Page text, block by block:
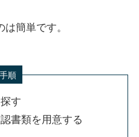
簡単です。
順
す
書類を用意する